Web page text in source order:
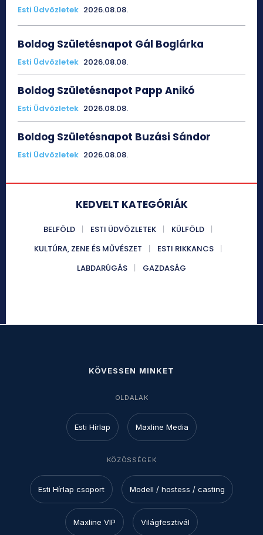
Esti Üdvözletek 2026.08.08.
Boldog Születésnapot Gál Boglárka
Esti Üdvözletek 2026.08.08.
Boldog Születésnapot Papp Anikó
Esti Üdvözletek 2026.08.08.
Boldog Születésnapot Buzási Sándor
Esti Üdvözletek 2026.08.08.
KEDVELT KATEGÓRIÁK
BELFÖLD ESTI ÜDVÖZLETEK
KÜLFÖLD
KULTÚRA, ZENE ÉS MŰVÉSZET
ESTI RIKKANCS
LABDARÚGÁS
GAZDASÁG
KÖVESSEN MINKET
OLDALAK
Esti Hírlap Maxline Media
KÖZÖSSÉGEK
Esti Hírlap csoport Modell / hostess / casting
Maxline VIP Világfesztivál